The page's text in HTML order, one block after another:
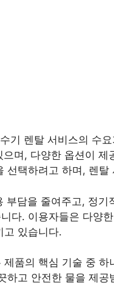
기 렌탈 서비스의 수
으며, 다양한 옵션이
선택하려고 하며, 렌
부담을 줄여주고, 정
다. 이용자들은 다양
고 있습니다.
제품의 핵심 기술 중 하
하고 안전한 물을 제